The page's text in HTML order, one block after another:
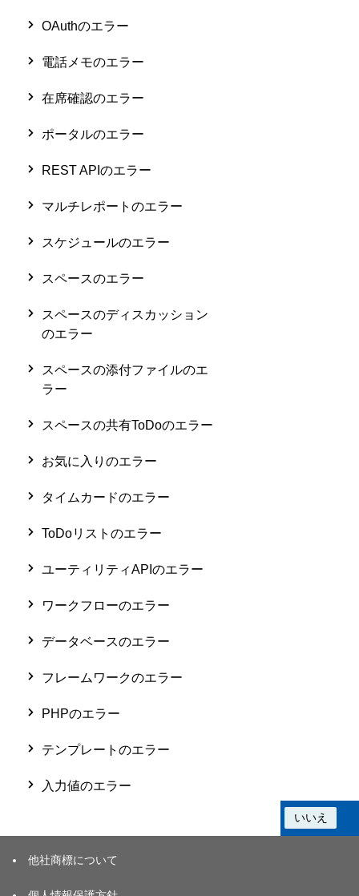
OAuthのエラー
電話メモのエラー
在席確認のエラー
ポータルのエラー
REST APIのエラー
マルチレポートのエラー
スケジュールのエラー
スペースのエラー
スペースのディスカッション
のエラー
スペースの添付ファイルのエ
ラー
スペースの共有ToDoのエラー
お気に入りのエラー
タイムカードのエラー
ToDoリストのエラー
ユーティリティAPIのエラー
ワークフローのエラー
データベースのエラー
フレームワークのエラー
PHPのエラー
テンプレートのエラー
入力値のエラー
いいえ
他社商標について